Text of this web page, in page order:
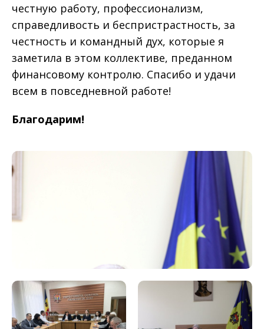
честную работу, профессионализм,
справедливость и беспристрастность, за
честность и командный дух, которые я
заметила в этом коллективе, преданном
финансовому контролю. Спасибо и удачи
всем в повседневной работе!
Благодарим!